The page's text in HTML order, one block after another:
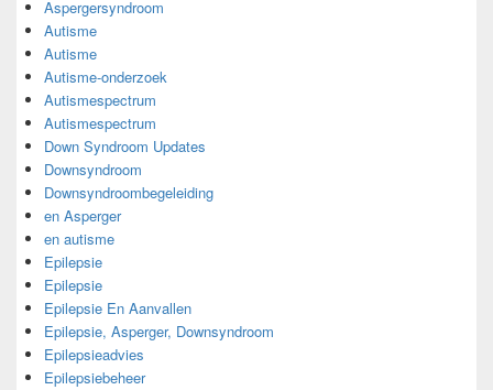
Aspergersyndroom
Autisme
Autisme
Autisme-onderzoek
Autismespectrum
Autismespectrum
Down Syndroom Updates
Downsyndroom
Downsyndroombegeleiding
en Asperger
en autisme
Epilepsie
Epilepsie
Epilepsie En Aanvallen
Epilepsie, Asperger, Downsyndroom
Epilepsieadvies
Epilepsiebeheer